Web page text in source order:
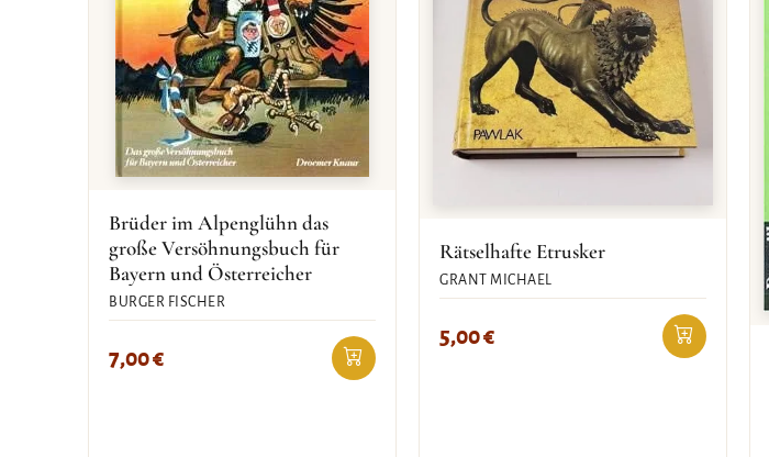
Brüder im Alpenglühn das
große Versöhnungsbuch für
Bayern und Österreicher
BURGER FISCHER
7,00€
Rätselhafte Etrusker
GRANT MICHAEL
5,00€